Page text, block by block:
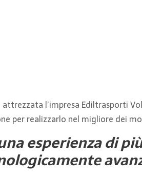
l’impresa Ediltrasporti
per realizzarlo nel migliore dei
esperienza di